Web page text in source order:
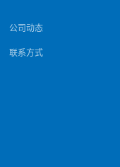
公司动态
联系方式